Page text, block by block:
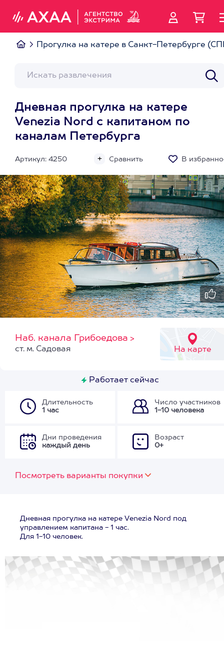
Прогулка на катере в Санкт-Петербурге
Дневная прогулка на катере
Venezia Nord с капитаном по
каналам Петербурга
Артикул: 4250 Сравнить В
Наб. канала Грибоедова >
На карте
ст. м. Садовая
Работает сейчас
Длительность
1 час
Число участников
1-10 человека
Дни проведения
каждый день
Возраст
0+
Посмотреть варианты покупки
Дневная прогулка на катере Venezia Nord под
управлением капитана - 1 час.
Для 1-10 человек.